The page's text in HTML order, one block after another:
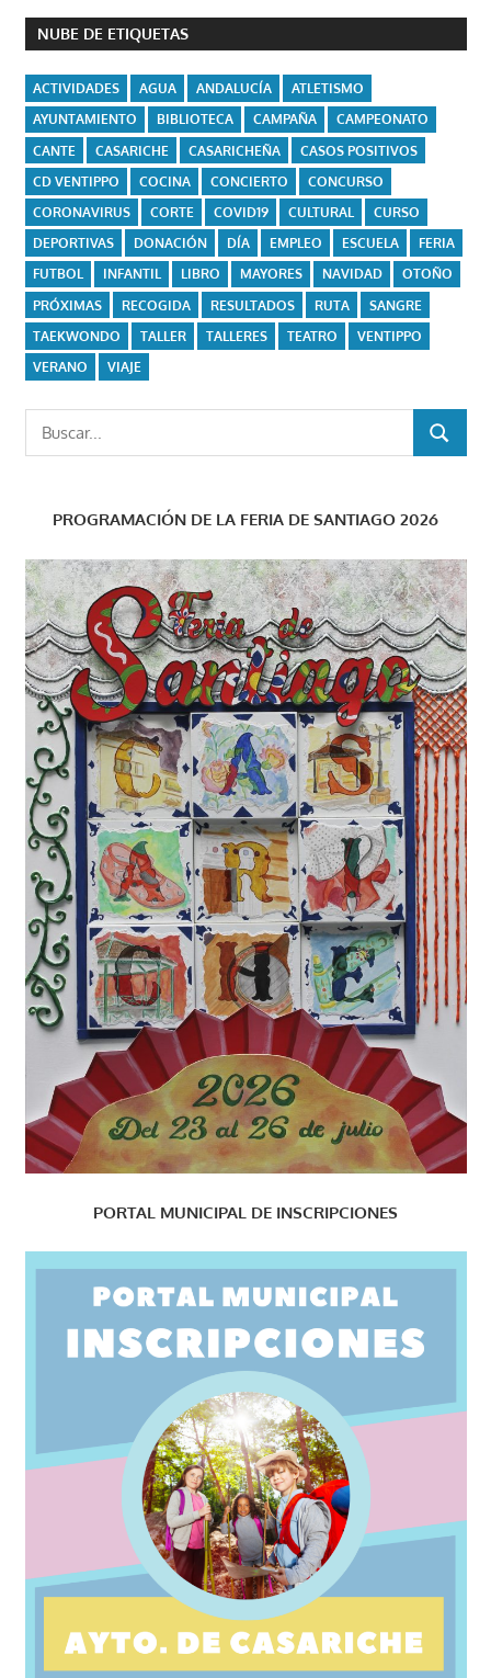
NUBE DE ETIQUETAS
ACTIVIDADES AGUA ANDALUCÍA
ATLETISMO
AYUNTAMIENTO
BIBLIOTECA CAMPAÑA
CAMPEONATO
CANTE
CASARICHE CASARICHEÑA
CASOS POSITIVOS
CD VENTIPPO
COCINA CONCIERTO
CONCURSO
CORONAVIRUS
CORTE COVID19 CULTURAL
CURSO
DEPORTIVAS
DONACIÓN DÍA EMPLEO ESCUELA
FERIA
FUTBOL
INFANTIL LIBRO MAYORES NAVIDAD
OTOÑO
PRÓXIMAS
RECOGIDA RESULTADOS RUTA
SANGRE
TAEKWONDO
TALLER TALLERES TEATRO
VENTIPPO
VERANO
VIAJE
Buscar:
BUSCAR
PROGRAMACIÓN DE LA FERIA DE SANTIAGO 2026
PORTAL MUNICIPAL DE INSCRIPCIONES